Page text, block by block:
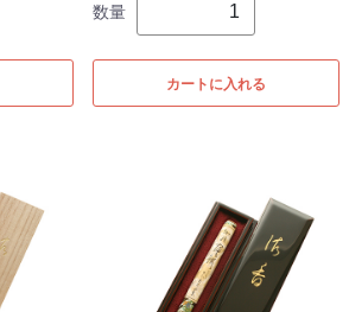
数量
カートに入れる